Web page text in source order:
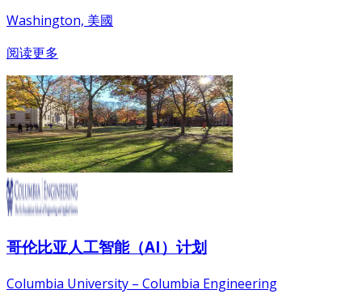
Washington, 美國
阅读更多
哥伦比亚人工智能（AI）计划
Columbia University – Columbia Engineering